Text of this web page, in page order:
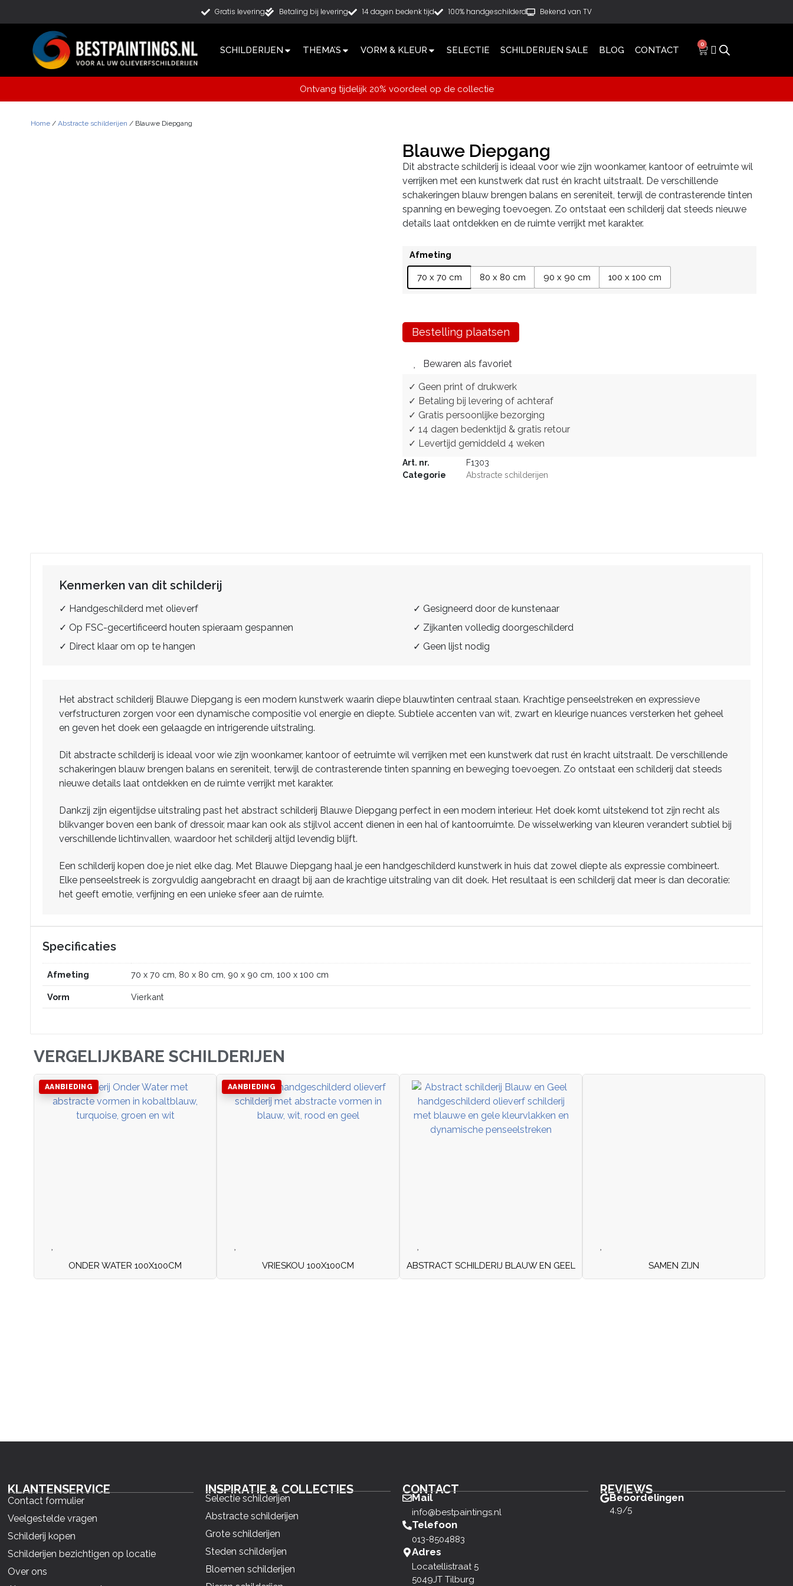
Gratis levering Betaling bij levering 14 dagen bedenk tijd 100% handgeschilderd Bekend van TV
SCHILDERIJEN THEMA’S VORM & KLEUR SELECTIE SCHILDERIJEN SALE BLOG CONTACT
0
Ontvang tijdelijk 20% voordeel op de collectie
Home / Abstracte schilderijen / Blauwe Diepgang
Blauwe Diepgang
Dit abstracte schilderij is ideaal voor wie zijn woonkamer, kantoor of eetruimte wil
verrijken met een kunstwerk dat rust én kracht uitstraalt. De verschillende
schakeringen blauw brengen balans en sereniteit, terwijl de contrasterende tinten
spanning en beweging toevoegen. Zo ontstaat een schilderij dat steeds nieuwe
details laat ontdekken en de ruimte verrijkt met karakter.
Afmeting
70 x 70 cm 80 x 80 cm 90 x 90 cm 100 x 100 cm
Bestelling plaatsen
Bewaren als favoriet
✓ Geen print of drukwerk
✓ Betaling bij levering of achteraf
✓ Gratis persoonlijke bezorging
✓ 14 dagen bedenktijd & gratis retour
✓ Levertijd gemiddeld 4 weken
Art. nr.
F1303
Categorie
Abstracte schilderijen
Kenmerken van dit schilderij
✓ Handgeschilderd met olieverf
✓ Gesigneerd door de kunstenaar
✓ Op FSC-gecertificeerd houten spieraam gespannen
✓ Zijkanten volledig doorgeschilderd
✓ Direct klaar om op te hangen
✓ Geen lijst nodig
Het abstract schilderij Blauwe Diepgang is een modern kunstwerk waarin diepe blauwtinten centraal staan. Krachtige penseelstreken en expressieve
verfstructuren zorgen voor een dynamische compositie vol energie en diepte. Subtiele accenten van wit, zwart en kleurige nuances versterken het geheel
en geven het doek een gelaagde en intrigerende uitstraling.
Dit abstracte schilderij is ideaal voor wie zijn woonkamer, kantoor of eetruimte wil verrijken met een kunstwerk dat rust én kracht uitstraalt. De verschillende
schakeringen blauw brengen balans en sereniteit, terwijl de contrasterende tinten spanning en beweging toevoegen. Zo ontstaat een schilderij dat steeds
nieuwe details laat ontdekken en de ruimte verrijkt met karakter.
Dankzij zijn eigentijdse uitstraling past het abstract schilderij Blauwe Diepgang perfect in een modern interieur. Het doek komt uitstekend tot zijn recht als
blikvanger boven een bank of dressoir, maar kan ook als stijlvol accent dienen in een hal of kantoorruimte. De wisselwerking van kleuren verandert subtiel bij
verschillende lichtinvallen, waardoor het schilderij altijd levendig blijft.
Een schilderij kopen doe je niet elke dag. Met Blauwe Diepgang haal je een handgeschilderd kunstwerk in huis dat zowel diepte als expressie combineert.
Elke penseelstreek is zorgvuldig aangebracht en draagt bij aan de krachtige uitstraling van dit doek. Het resultaat is een schilderij dat meer is dan decoratie:
het geeft emotie, verfijning en een unieke sfeer aan de ruimte.
Specificaties
Afmeting 70 x 70 cm, 80 x 80 cm, 90 x 90 cm, 100 x 100 cm
Vorm Vierkant
VERGELIJKBARE SCHILDERIJEN
AANBIEDING
ONDER WATER 100X100CM
AANBIEDING
VRIESKOU 100X100CM ABSTRACT SCHILDERIJ BLAUW EN GEEL SAMEN ZIJN
KLANTENSERVICE
Contact formulier
Veelgestelde vragen
Schilderij kopen
Schilderijen bezichtigen op locatie
Over ons
INSPIRATIE & COLLECTIES
Selectie schilderijen
Abstracte schilderijen
Grote schilderijen
Steden schilderijen
Bloemen schilderijen
CONTACT
Mail
info@bestpaintings.nl
Telefoon
013-8504883
Adres
Locatellistraat 5
5049JT Tilburg
REVIEWS
Beoordelingen
4,9/5